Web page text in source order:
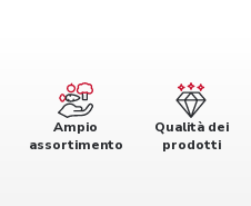
Ampio
assortimento
Qualità dei
prodotti